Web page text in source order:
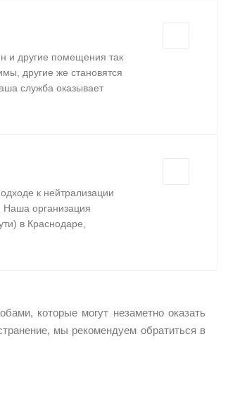
и другие помещения так
другие же становятся
служба оказывает
к нейтрализации
Наша организация
в Краснодаре,
которые могут незаметно оказать
мы рекомендуем обратиться в